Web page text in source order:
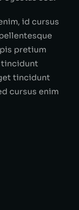
id cursus
pretium
tincidunt
tincidunt
cursus enim